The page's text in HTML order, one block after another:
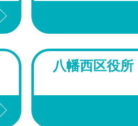
八幡西区役所